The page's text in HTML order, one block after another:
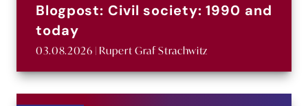
Blogpost: Civil society: 1990 and
today
03.08.2026 | Rupert Graf Strachwitz